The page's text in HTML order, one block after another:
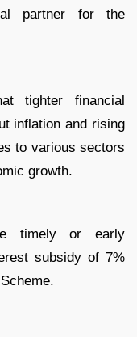
partner for the
tighter financial
inflation and rising
to various sectors
growth.
timely or early
subsidy of 7%